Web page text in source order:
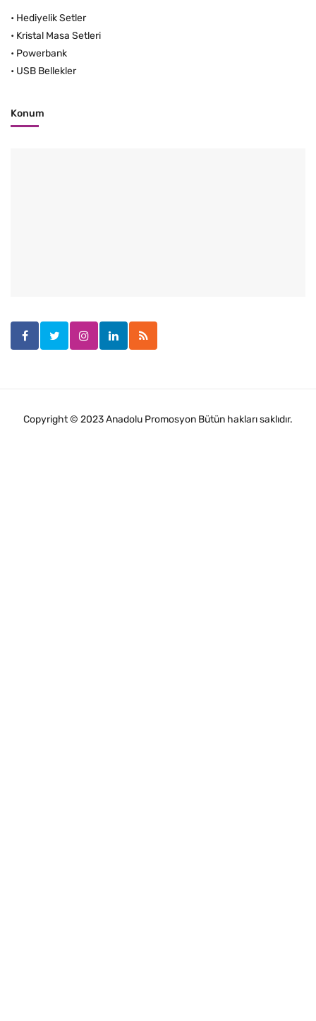
• Hediyelik Setler
• Kristal Masa Setleri
• Powerbank
• USB Bellekler
Konum
Copyright © 2023 Anadolu Promosyon Bütün hakları saklıdır.